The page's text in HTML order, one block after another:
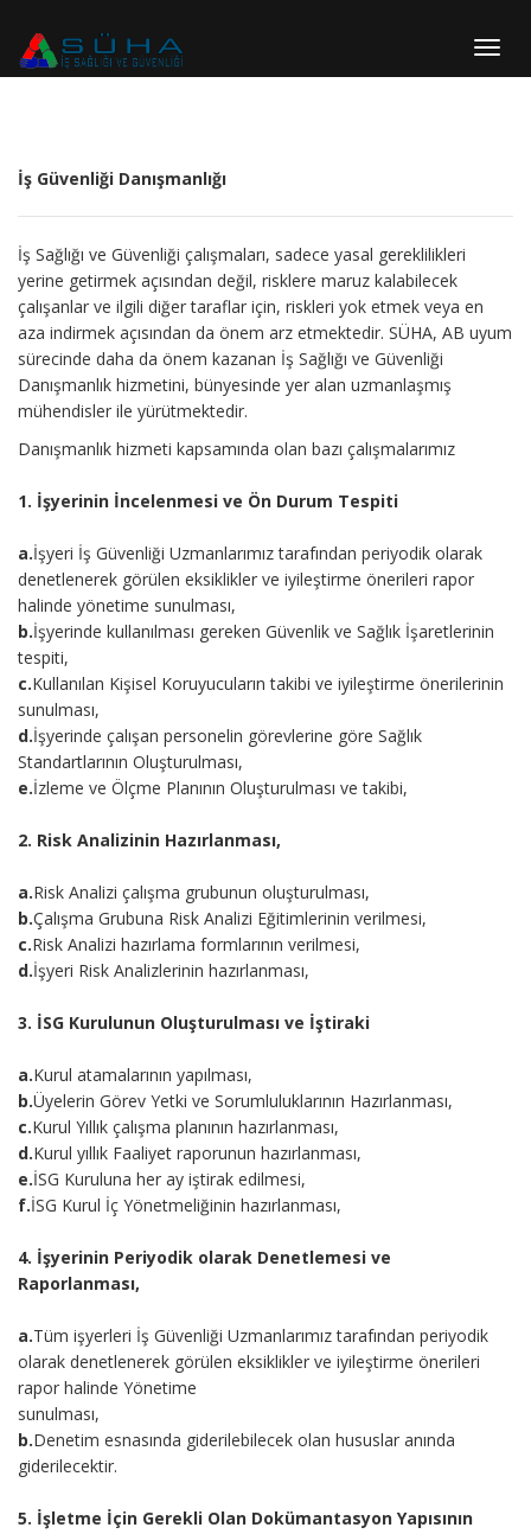
İş Güvenliği Danışmanlığı
İş Sağlığı ve Güvenliği çalışmaları, sadece yasal gereklilikleri
yerine getirmek açısından değil, risklere maruz kalabilecek
çalışanlar ve ilgili diğer taraflar için, riskleri yok etmek veya en
aza indirmek açısından da önem arz etmektedir. SÜHA, AB uyum
sürecinde daha da önem kazanan İş Sağlığı ve Güvenliği
Danışmanlık hizmetini, bünyesinde yer alan uzmanlaşmış
mühendisler ile yürütmektedir.
Danışmanlık hizmeti kapsamında olan bazı çalışmalarımız
1. İşyerinin İncelenmesi ve Ön Durum Tespiti
a.İşyeri İş Güvenliği Uzmanlarımız tarafından periyodik olarak
denetlenerek görülen eksiklikler ve iyileştirme önerileri rapor
halinde yönetime sunulması,
b.İşyerinde kullanılması gereken Güvenlik ve Sağlık İşaretlerinin
tespiti,
c.Kullanılan Kişisel Koruyucuların takibi ve iyileştirme önerilerinin
sunulması,
d.İşyerinde çalışan personelin görevlerine göre Sağlık
Standartlarının Oluşturulması,
e.İzleme ve Ölçme Planının Oluşturulması ve takibi,
2. Risk Analizinin Hazırlanması,
a.Risk Analizi çalışma grubunun oluşturulması,
b.Çalışma Grubuna Risk Analizi Eğitimlerinin verilmesi,
c.Risk Analizi hazırlama formlarının verilmesi,
d.İşyeri Risk Analizlerinin hazırlanması,
3. İSG Kurulunun Oluşturulması ve İştiraki
a.Kurul atamalarının yapılması,
b.Üyelerin Görev Yetki ve Sorumluluklarının Hazırlanması,
c.Kurul Yıllık çalışma planının hazırlanması,
d.Kurul yıllık Faaliyet raporunun hazırlanması,
e.İSG Kuruluna her ay iştirak edilmesi,
f.İSG Kurul İç Yönetmeliğinin hazırlanması,
4. İşyerinin Periyodik olarak Denetlemesi ve
Raporlanması,
a.Tüm işyerleri İş Güvenliği Uzmanlarımız tarafından periyodik
olarak denetlenerek görülen eksiklikler ve iyileştirme önerileri
rapor halinde Yönetime
sunulması,
b.Denetim esnasında giderilebilecek olan hususlar anında
giderilecektir.
5. İşletme İçin Gerekli Olan Dokümantasyon Yapısının